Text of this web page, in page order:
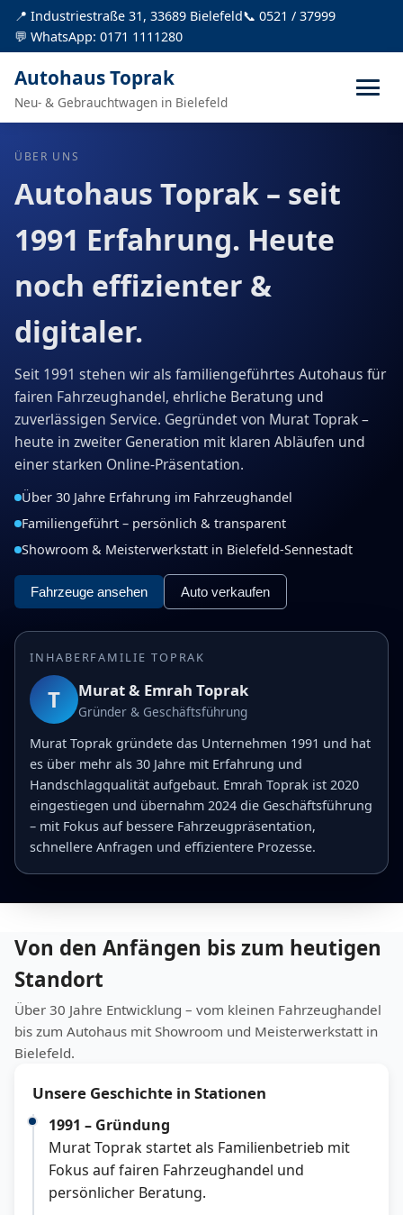
📍 Industriestraße 31, 33689 Bielefeld📞 0521 / 37999
💬 WhatsApp: 0171 1111280
Autohaus Toprak
Neu- & Gebrauchtwagen in Bielefeld
ÜBER UNS
Autohaus Toprak – seit
1991 Erfahrung. Heute
noch effizienter &
digitaler.
Seit 1991 stehen wir als familiengeführtes Autohaus für
fairen Fahrzeughandel, ehrliche Beratung und
zuverlässigen Service. Gegründet von Murat Toprak –
heute in zweiter Generation mit klaren Abläufen und
einer starken Online-Präsentation.
Über 30 Jahre Erfahrung im Fahrzeughandel
Familiengeführt – persönlich & transparent
Showroom & Meisterwerkstatt in Bielefeld-Sennestadt
Fahrzeuge ansehen Auto verkaufen
INHABERFAMILIE TOPRAK
T Murat & Emrah Toprak
Gründer & Geschäftsführung
Murat Toprak gründete das Unternehmen 1991 und hat
es über mehr als 30 Jahre mit Erfahrung und
Handschlagqualität aufgebaut. Emrah Toprak ist 2020
eingestiegen und übernahm 2024 die Geschäftsführung
– mit Fokus auf bessere Fahrzeugpräsentation,
schnellere Anfragen und effizientere Prozesse.
Von den Anfängen bis zum heutigen
Standort
Über 30 Jahre Entwicklung – vom kleinen Fahrzeughandel
bis zum Autohaus mit Showroom und Meisterwerkstatt in
Bielefeld.
Unsere Geschichte in Stationen
1991 – Gründung
Murat Toprak startet als Familienbetrieb mit
Fokus auf fairen Fahrzeughandel und
persönlicher Beratung.